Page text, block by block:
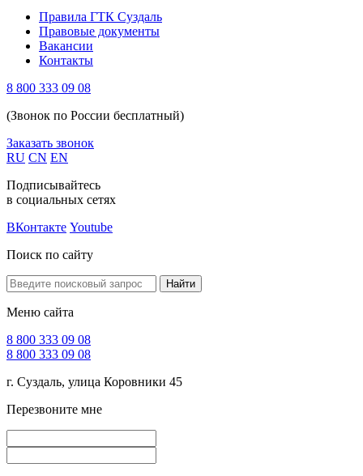
Правила ГТК Суздаль
Правовые документы
Вакансии
Контакты
8 800 333 09 08
(Звонок по России бесплатный)
Заказать звонок
RU CN EN
Подписывайтесь
в социальных сетях
ВКонтакте Youtube
Поиск по сайту
Найти
Меню сайта
8 800 333 09 08
8 800 333 09 08
г. Суздаль, улица Коровники 45
Перезвоните мне